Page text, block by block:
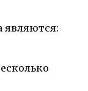
являются: